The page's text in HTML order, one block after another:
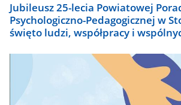
Jubileusz 25-lecia Powiatowej
Psychologiczno-Pedagogicznej w
święto ludzi, współpracy i